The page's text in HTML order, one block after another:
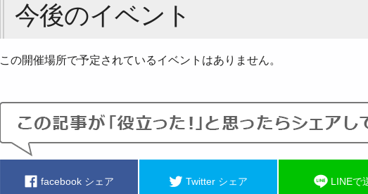
今後のイベント
この開催場所で予定されているイベントはありません。
facebook シェア Twitter シェア LINEで